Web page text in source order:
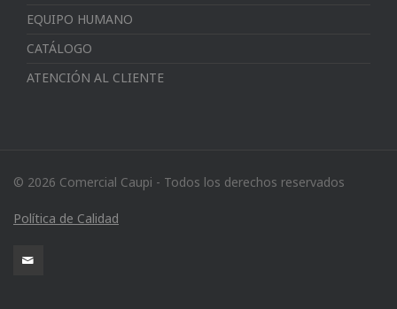
EQUIPO HUMANO
CATÁLOGO
ATENCIÓN AL CLIENTE
© 2026 Comercial Caupi - Todos los derechos reservados
Política de Calidad